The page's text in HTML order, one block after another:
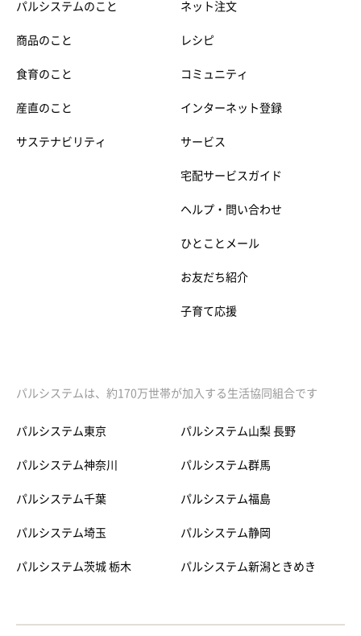
パルシステムのこと
商品のこと
食育のこと
産直のこと
サステナビリティ
ネット注文
レシピ
コミュニティ
インターネット登録
サービス
宅配サービスガイド
ヘルプ・問い合わせ
ひとことメール
お友だち紹介
子育て応援
パルシステムは、約170万世帯が加入する生活協同組合です
パルシステム東京
パルシステム神奈川
パルシステム千葉
パルシステム埼玉
パルシステム茨城 栃木
パルシステム山梨 長野
パルシステム群馬
パルシステム福島
パルシステム静岡
パルシステム新潟ときめき